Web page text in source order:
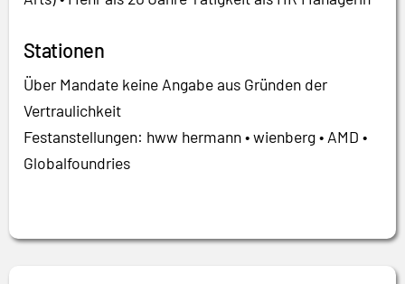
Stationen
Über Mandate keine Angabe aus Gründen der
Vertraulichkeit
Festanstellungen: hww hermann • wienberg • AMD •
Globalfoundries